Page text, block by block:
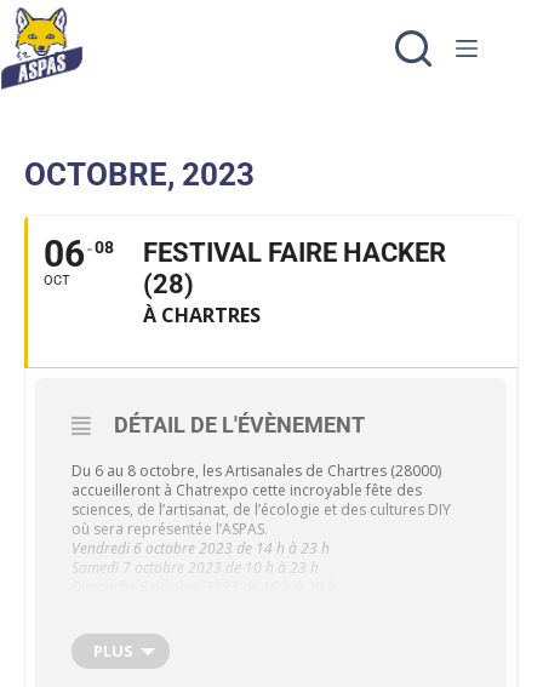
OCTOBRE, 2023
06
OCT
08
FESTIVAL FAIRE HACKER
(28)
À CHARTRES
DÉTAIL DE L'ÉVÈNEMENT
Du 6 au 8 octobre, les Artisanales de Chartres (28000)
accueilleront à Chatrexpo cette incroyable fête des
sciences, de l’artisanat, de l’écologie et des cultures DIY
où sera représentée l’ASPAS.
Vendredi 6 octobre 2023 de 14 h à 23 h
Samedi 7 octobre 2023 de 10 h à 23 h
Info : Romain ESPEISSE, délégué ASPAS 28,
delegation28@aspas-nature.org
PLUS